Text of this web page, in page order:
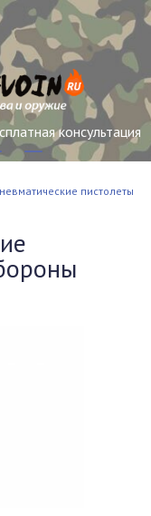
консультация
пистолеты